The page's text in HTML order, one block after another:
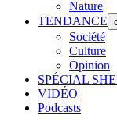
Nature
TENDANCE
Société
Culture
Opinion
SPÉCIAL
VIDÉO
Podcasts